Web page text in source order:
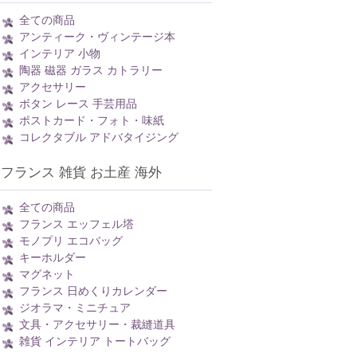
全ての商品
アンティーク・ヴィンテージ本
インテリア 小物
陶器 磁器 ガラス カトラリー
アクセサリー
ボタン レース 手芸用品
ポストカード・フォト・味紙
コレクタブル アドバタイジング
フランス 雑貨 お土産 海外
全ての商品
フランス エッフェル塔
モノプリ エコバッグ
キーホルダー
マグネット
フランス 日めくりカレンダー
ジオラマ・ミニチュア
文具・アクセサリー・裁縫道具
雑貨 インテリア トートバッグ